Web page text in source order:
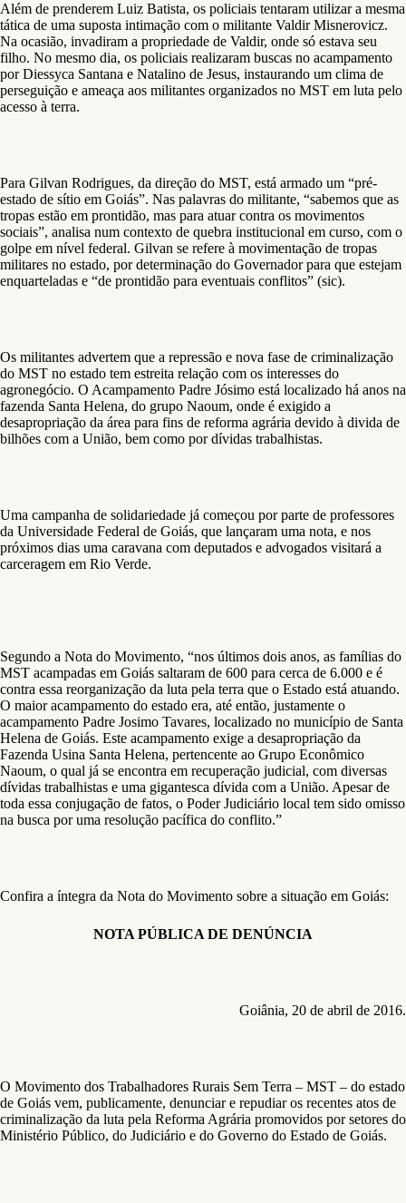
Além de prenderem Luiz Batista, os policiais tentaram utilizar a mesma
tática de uma suposta intimação com o militante Valdir Misnerovicz.
Na ocasião, invadiram a propriedade de Valdir, onde só estava seu
filho. No mesmo dia, os policiais realizaram buscas no acampamento
por Diessyca Santana e Natalino de Jesus, instaurando um clima de
perseguição e ameaça aos militantes organizados no MST em luta pelo
acesso à terra.
Para Gilvan Rodrigues, da direção do MST, está armado um “pré-
estado de sítio em Goiás”. Nas palavras do militante, “sabemos que as
tropas estão em prontidão, mas para atuar contra os movimentos
sociais”, analisa num contexto de quebra institucional em curso, com o
golpe em nível federal. Gilvan se refere à movimentação de tropas
militares no estado, por determinação do Governador para que estejam
enquarteladas e “de prontidão para eventuais conflitos” (sic).
Os militantes advertem que a repressão e nova fase de criminalização
do MST no estado tem estreita relação com os interesses do
agronegócio. O Acampamento Padre Jósimo está localizado há anos na
fazenda Santa Helena, do grupo Naoum, onde é exigido a
desapropriação da área para fins de reforma agrária devido à divida de
bilhões com a União, bem como por dívidas trabalhistas.
Uma campanha de solidariedade já começou por parte de professores
da Universidade Federal de Goiás, que lançaram uma nota, e nos
próximos dias uma caravana com deputados e advogados visitará a
carceragem em Rio Verde.
Segundo a Nota do Movimento, “nos últimos dois anos, as famílias do
MST acampadas em Goiás saltaram de 600 para cerca de 6.000 e é
contra essa reorganização da luta pela terra que o Estado está atuando.
O maior acampamento do estado era, até então, justamente o
acampamento Padre Josimo Tavares, localizado no município de Santa
Helena de Goiás. Este acampamento exige a desapropriação da
Fazenda Usina Santa Helena, pertencente ao Grupo Econômico
Naoum, o qual já se encontra em recuperação judicial, com diversas
dívidas trabalhistas e uma gigantesca dívida com a União. Apesar de
toda essa conjugação de fatos, o Poder Judiciário local tem sido omisso
na busca por uma resolução pacífica do conflito.”
Confira a íntegra da Nota do Movimento sobre a situação em Goiás:
NOTA PÚBLICA DE DENÚNCIA
Goiânia, 20 de abril de 2016.
O Movimento dos Trabalhadores Rurais Sem Terra – MST – do estado
de Goiás vem, publicamente, denunciar e repudiar os recentes atos de
criminalização da luta pela Reforma Agrária promovidos por setores do
Ministério Público, do Judiciário e do Governo do Estado de Goiás.